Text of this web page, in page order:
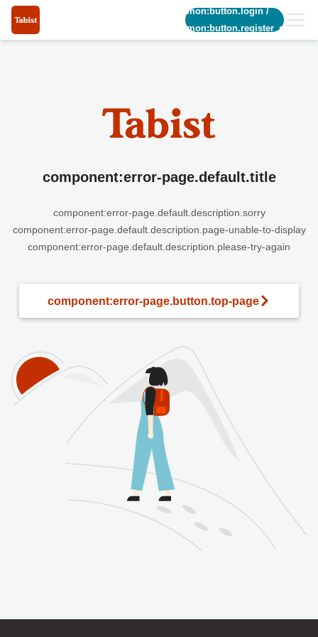
common:button.login/
common:button.register_short
component:error-page.default.title
component:error-page.default.description.sorry
component:error-page.default.description.page-unable-to-display
component:error-page.default.description.please-try-again
component:error-page.button.top-page